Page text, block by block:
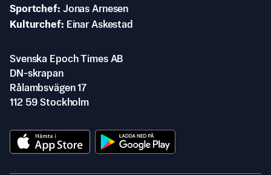
Sportchef Jonas Arnesen
Kulturchef
Einar Askestad
Svenska Epoch Times AB
DN-skrapan
Rålambsvägen 17
112 59 Stockholm